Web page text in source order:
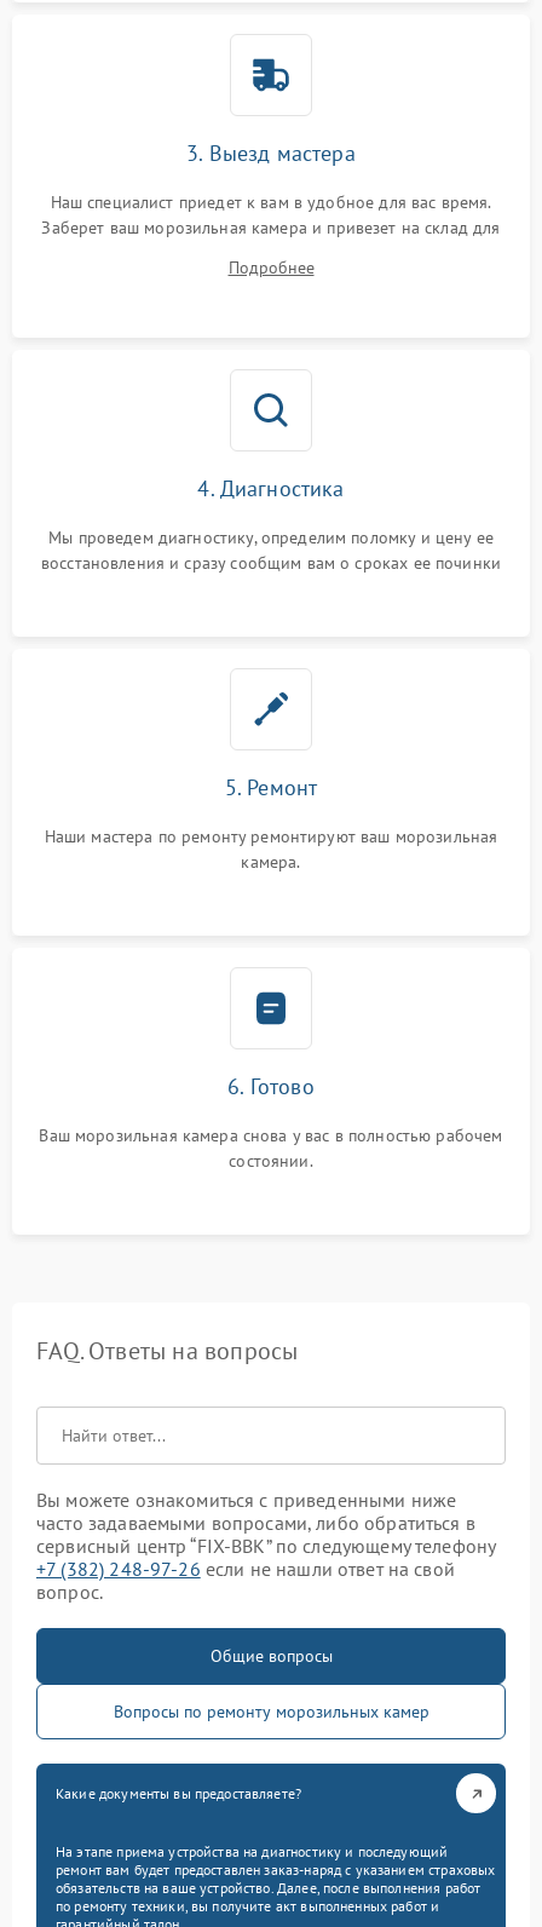
3. Выезд мастера
Наш специалист приедет к вам в удобное для вас время.
Заберет ваш морозильная камера и привезет на склад для
Подробнее
4. Диагностика
Мы проведем диагностику, определим поломку и цену ее
восстановления и сразу сообщим вам о сроках ее починки
5. Ремонт
Наши мастера по ремонту ремонтируют ваш морозильная
камера.
6. Готово
Ваш морозильная камера снова у вас в полностью рабочем
состоянии.
FAQ. Ответы на вопросы
Вы можете ознакомиться с приведенными ниже
часто задаваемыми вопросами, либо обратиться в
сервисный центр “FIX-BBK” по следующему телефону
+7 (382) 248-97-26 если не нашли ответ на свой
вопрос.
Общие вопросы
Вопросы по ремонту морозильных камер
Какие документы вы предоставляете?
На этапе приема устройства на диагностику и последующий
ремонт вам будет предоставлен заказ-наряд с указанием страховых
обязательств на ваше устройство. Далее, после выполнения работ
по ремонту техники, вы получите акт выполненных работ и